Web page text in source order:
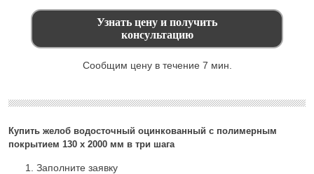
Купить желоб водосточный оцинкованный с полимерным
покрытием 130 х 2000 мм в три шага
Заполните заявку
Сообщим цену в течение 7 мин.